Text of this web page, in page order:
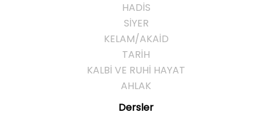
HADİS
SİYER
KELAM/AKAİD
TARİH
KALBİ VE RUHİ HAYAT
AHLAK
Dersler